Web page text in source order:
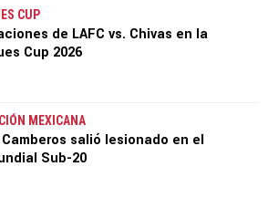
CUP
de LAFC vs. Chivas en la
Cup 2026
MEXICANA
salió lesionado en el
Sub-20